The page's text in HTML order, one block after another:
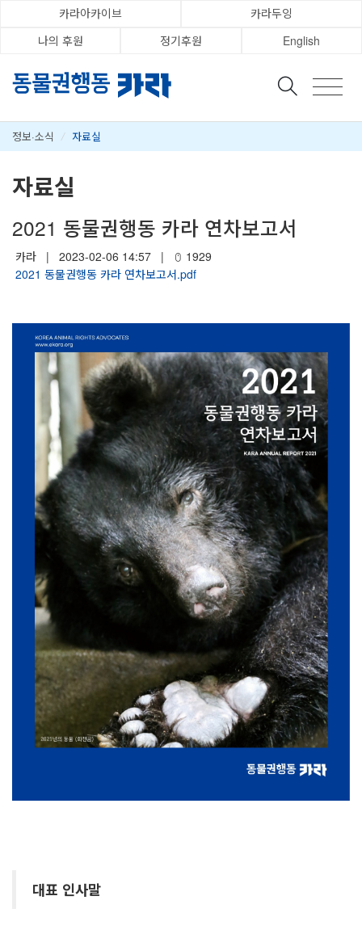
카라아카이브
카라두잉
나의 후원
정기후원 English
정보·소식 / 자료실
자료실
2021 동물권행동 카라 연차보고서
카라 | 2023-02-06 14:57 |
1929
2021 동물권행동 카라 연차보고서.pdf
대표 인사말